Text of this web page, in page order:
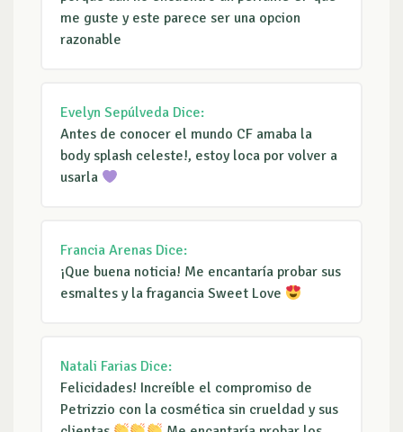
me guste y este parece ser una opcion
razonable
Evelyn Sepúlveda Dice:
Antes de conocer el mundo CF amaba la
body splash celeste!, estoy loca por volver a
usarla
Francia Arenas Dice:
¡Que buena noticia! Me encantaría probar sus
esmaltes y la fragancia Sweet Love
Natali Farias Dice:
Felicidades! Increíble el compromiso de
Petrizzio con la cosmética sin crueldad y sus